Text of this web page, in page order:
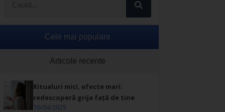
Cele mai populare
Articole recente
Ritualuri mici, efecte mari:
redescoperă grija față de tine
16/04/2025